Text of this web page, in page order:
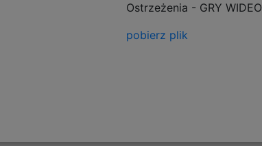
Ostrzeżenia - GRY WIDEO
pobierz plik